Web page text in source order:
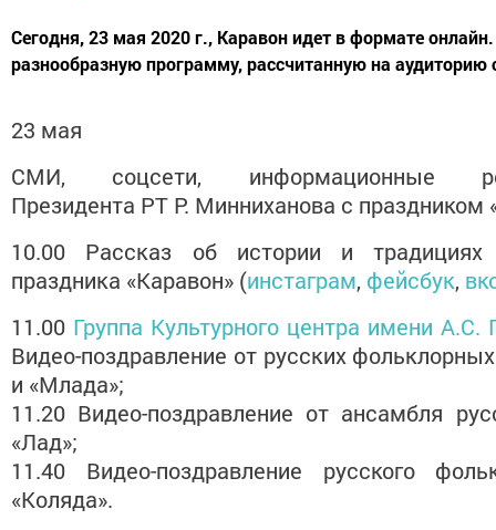
Сегодня, 23 мая 2020 г., Каравон идет в формате
разнообразную программу, рассчитанную на аудиторию
23 мая
СМИ, соцсети, информационные
Президента РТ Р. Минниханова с праздником
10.00 Рассказ об истории и традициях
праздника «Каравон» (инстаграм, фейсбук,
11.00 Группа Культурного центра имени А.С.
Видео-поздравление от русских
и «Млада»;
11.20 Видео-поздравление от ансамбля
«Лад»;
11.40 Видео-поздравление русского
«Коляда».